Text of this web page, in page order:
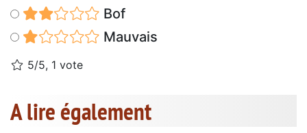
Bof
Mauvais
5/5, 1 vote
A lire également